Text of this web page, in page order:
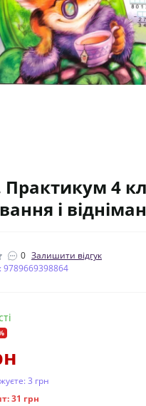
4
і
0 Залишити відгук
9789669398864
3 грн
31 грн